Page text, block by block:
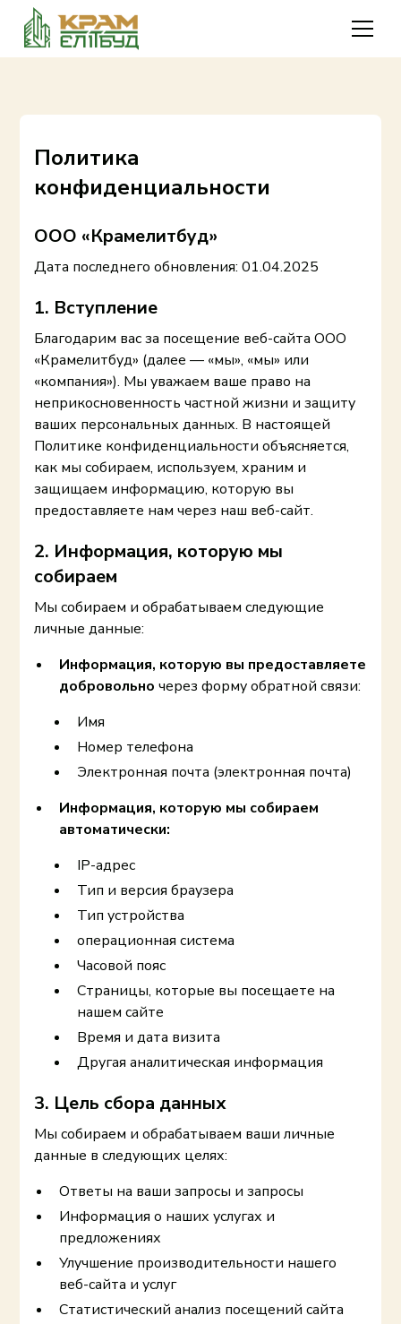
Политика
конфиденциальности
ООО «Крамелитбуд»
Дата последнего обновления: 01.04.2025
1. Вступление
Благодарим вас за посещение веб-сайта ООО
«Крамелитбуд» (далее — «мы», «мы» или
«компания»). Мы уважаем ваше право на
неприкосновенность частной жизни и защиту
ваших персональных данных. В настоящей
Политике конфиденциальности объясняется,
как мы собираем, используем, храним и
защищаем информацию, которую вы
предоставляете нам через наш веб-сайт.
2. Информация, которую мы
собираем
Мы собираем и обрабатываем следующие
личные данные:
Информация, которую вы предоставляете
добровольночерез форму обратной связи:
Имя
Номер телефона
Электронная почта (электронная почта)
Информация, которую мы собираем
автоматически:
IP-адрес
Тип и версия браузера
Тип устройства
операционная система
Часовой пояс
Страницы, которые вы посещаете на
нашем сайте
Время и дата визита
Другая аналитическая информация
3. Цель сбора данных
Мы собираем и обрабатываем ваши личные
данные в следующих целях:
Ответы на ваши запросы и запросы
Информация о наших услугах и
предложениях
Улучшение производительности нашего
веб-сайта и услуг
Статистический анализ посещений сайта